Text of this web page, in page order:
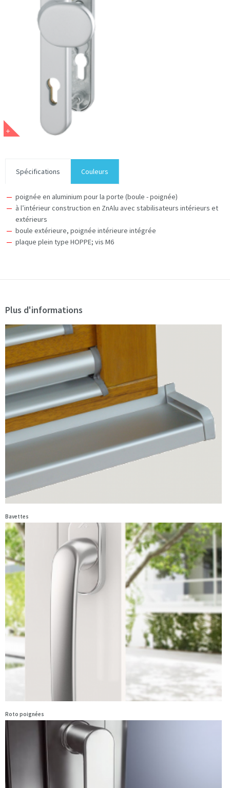
Spécifications Couleurs
poignée en aluminium pour la porte (boule - poignée)
à l’intérieur construction en ZnAlu avec stabilisateurs intérieurs et
extérieurs
boule extérieure, poignée intérieure intégrée
plaque plein type HOPPE; vis M6
Plus d'informations
Bavettes
Roto poignées